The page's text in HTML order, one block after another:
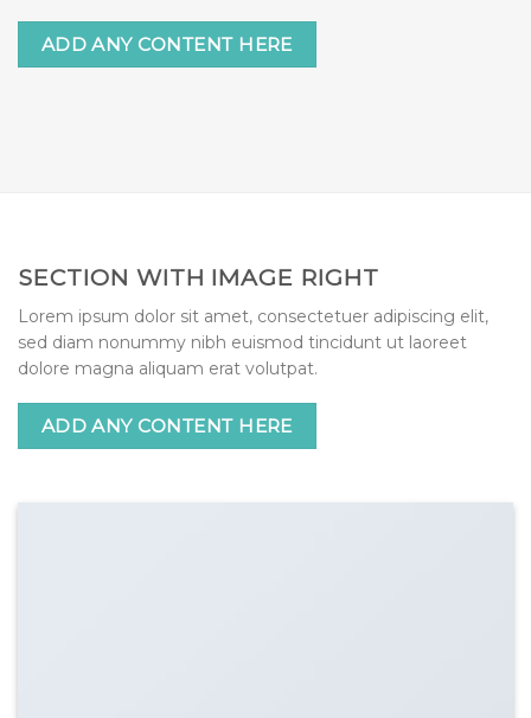
ADD ANY CONTENT HERE
SECTION WITH IMAGE RIGHT
Lorem ipsum dolor sit amet, consectetuer adipiscing elit,
sed diam nonummy nibh euismod tincidunt ut laoreet
dolore magna aliquam erat volutpat.
ADD ANY CONTENT HERE